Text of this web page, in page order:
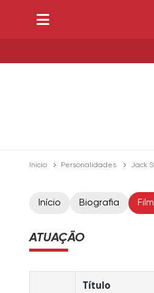
Início Personalidades Jack
Início Biografia
ATUAÇÃO
Título